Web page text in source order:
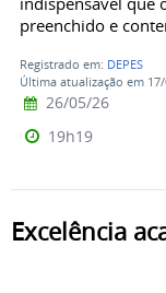
preenchido e
Registrado em: DEPES
Última atualização em
26/05/26
19h19
Excelência